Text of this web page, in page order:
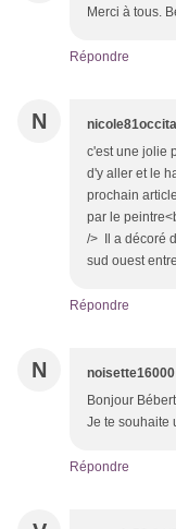
Merci à tous.
Répondre
N
c'est une jolie
d'y aller et le
prochain
par le
/> Il a décoré
sud ouest
Répondre
N noisette16000
Bonjour
Je te souhaite
Répondre